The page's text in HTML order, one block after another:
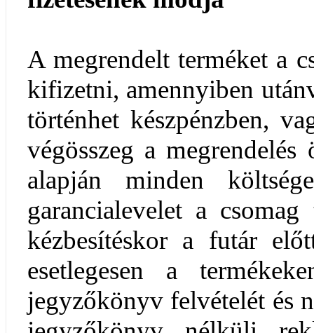
A megrendelt terméket a
kifizetni, amennyiben
történhet készpénzben,
végösszeg a
alapján minden
garancialevelet a
kézbesítéskor a futár
esetlegesen a
jegyzőkönyv felvételét és